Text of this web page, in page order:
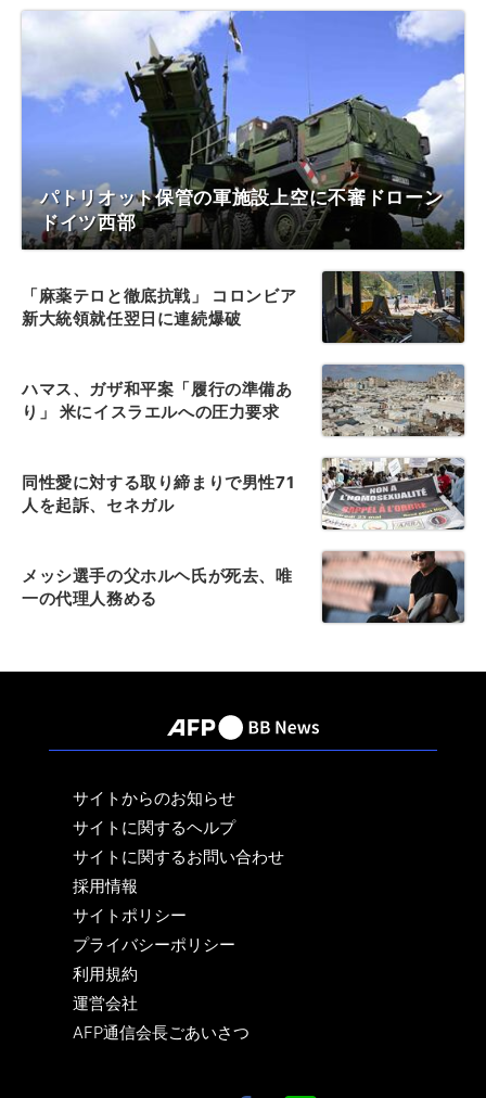
パトリオット保管の軍施設上空に不審ドローン
ドイツ西部
「麻薬テロと徹底抗戦」 コロンビア
新大統領就任翌日に連続爆破
ハマス、ガザ和平案「履行の準備あ
り」 米にイスラエルへの圧力要求
同性愛に対する取り締まりで男性71
人を起訴、セネガル
メッシ選手の父ホルヘ氏が死去、唯
一の代理人務める
サイトからのお知らせ
サイトに関するヘルプ
サイトに関するお問い合わせ
採用情報
サイトポリシー
プライバシーポリシー
利用規約
運営会社
AFP通信会長ごあいさつ